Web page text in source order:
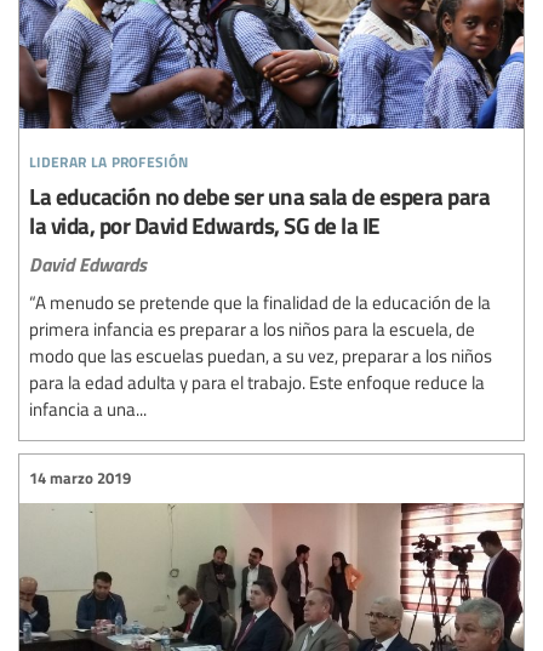
liderar la profesión
La educación no debe ser una sala de espera para
la vida, por David Edwards, SG de la IE
David Edwards
“A menudo se pretende que la finalidad de la educación de la
primera infancia es preparar a los niños para la escuela, de
modo que las escuelas puedan, a su vez, preparar a los niños
para la edad adulta y para el trabajo. Este enfoque reduce la
infancia a una...
14 marzo 2019